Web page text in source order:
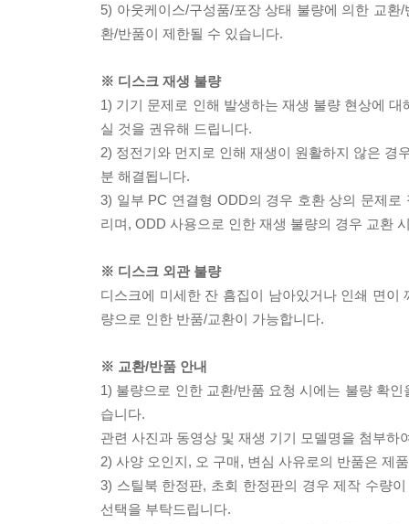
5) 아웃케이스/구성품/포장 상태 불량에 의한 교
환/반품이 제한될 수 있습니다.
※ 디스크 재생 불량
1) 기기 문제로 인해 발생하는 재생 불량 현상에
실 것을 권유해 드립니다.
2) 정전기와 먼지로 인해 재생이 원활하지 않은 경
분 해결됩니다.
3) 일부 PC 연결형 ODD의 경우 호환 상의 문제
리며, ODD 사용으로 인한 재생 불량의 경우 교환
※ 디스크 외관 불량
디스크에 미세한 잔 흠집이 남아있거나 인쇄 면
량으로 인한 반품/교환이 가능합니다.
※ 교환/반품 안내
1) 불량으로 인한 교환/반품 요청 시에는 불량 확
습니다.
관련 사진과 동영상 및 재생 기기 모델명을 첨부하
2) 사양 오인지, 오 구매, 변심 사유로의 반품은 제
3) 스틸북 한정판, 초회 한정판의 경우 제작 수량
선택을 부탁드립니다.